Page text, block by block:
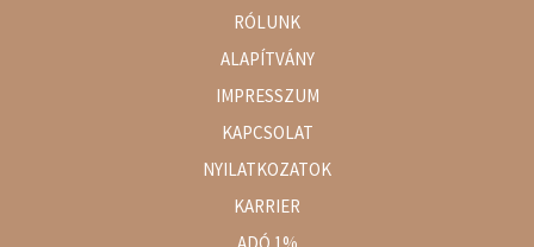
RÓLUNK
ALAPÍTVÁNY
IMPRESSZUM
KAPCSOLAT
NYILATKOZATOK
KARRIER